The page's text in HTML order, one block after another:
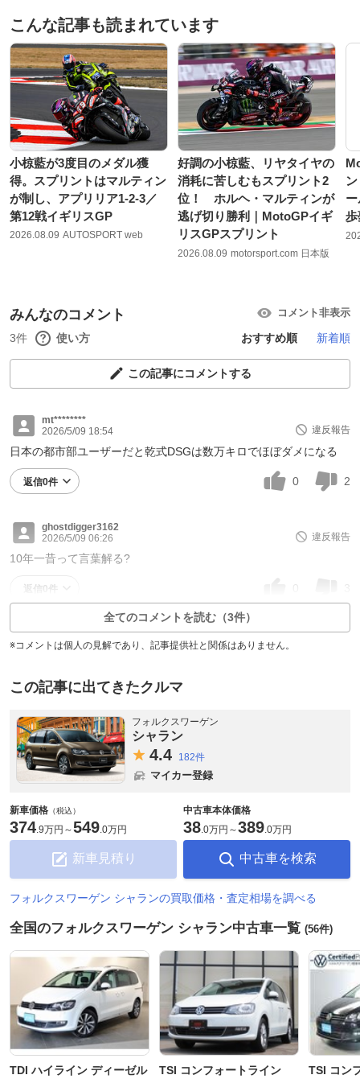
こんな記事も読まれています
小椋藍が3度目のメダル獲
得。スプリントはマルティン
が制し、アプリリア1-2-3／
第12戦イギリスGP
2026.08.09 AUTOSPORT web
好調の小椋藍、リヤタイヤの
消耗に苦しむもスプリント2
位！ ホルヘ・マルティンが
逃げ切り勝利｜MotoGPイギ
リスGPスプリント
2026.08.09 motorsport.com 日本版
歩
みんなのコメント コメント非表示
3件 使い方 おすすめ順 新着順
この記事にコメントする
mt********
2026/5/09 18:54
違反報告
日本の都市部ユーザーだと乾式DSGは数万キロでほぼダメになる
返信0件 0 2
ghostdigger3162
2026/5/09 06:26
違反報告
10年一昔って言葉解る?
返信0件
全てのコメントを読む（3件）
※コメントは個人の見解であり、記事提供社と関係はありません。
この記事に出てきたクルマ
フォルクスワーゲン
シャラン
4.4 182件
マイカー登録
新車価格 （税込）
374 9万円 ～549 0万円
新車見積り
中古車本体価格
38 0万円 ～389 0万円
中古車を検索
フォルクスワーゲン シャランの買取価格・査定相場を調べる
全国のフォルクスワーゲン シャラン中古車一覧 (56件)
TDI ハイライン ディーゼル
TSI コンフォートライン TSI コン